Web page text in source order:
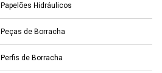
Papelões Hidráulicos
Peças de Borracha
Perfis de Borracha